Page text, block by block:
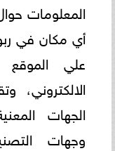
المعلومات
أي مكان في
علي الموقع
الالكتروني،
الجهات
وجهات